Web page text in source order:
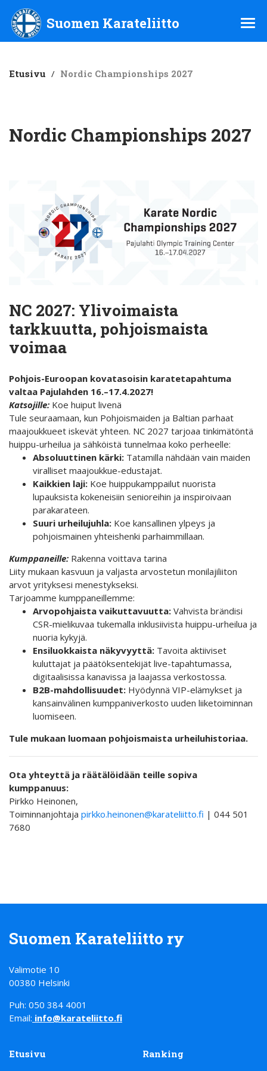
Suomen Karateliitto ry
Suomen Karateliitto
Etusivu / Nordic Championships 2027
Nordic Championships 2027
NC 2027: Ylivoimaista
tarkkuutta, pohjoismaista
voimaa
Pohjois-Euroopan kovatasoisin karatetapahtuma
valtaa Pajulahden 16.–17.4.2027!
Katsojille: Koe huiput livenä
Tule seuraamaan, kun Pohjoismaiden ja Baltian parhaat
maajoukkueet iskevät yhteen. NC 2027 tarjoaa tinkimätöntä
huippu-urheilua ja sähköistä tunnelmaa koko perheelle:
Absoluuttinen kärki: Tatamilla nähdään vain maiden
viralliset maajoukkue-edustajat.
Kaikkien laji: Koe huippukamppailut nuorista
lupauksista kokeneisiin senioreihin ja inspiroivaan
parakarateen.
Suuri urheilujuhla: Koe kansallinen ylpeys ja
pohjoismainen yhteishenki parhaimmillaan.
Kumppaneille: Rakenna voittava tarina
Liity mukaan kasvuun ja valjasta arvostetun monilajiliiton
arvot yrityksesi menestykseksi.
Tarjoamme kumppaneillemme:
Arvopohjaista vaikuttavuutta: Vahvista brändisi
CSR-mielikuvaa tukemalla inklusiivista huippu-urheilua ja
nuoria kykyjä.
Ensiluokkaista näkyvyyttä: Tavoita aktiiviset
kuluttajat ja päätöksentekijät live-tapahtumassa,
digitaalisissa kanavissa ja laajassa verkostossa.
B2B-mahdollisuudet: Hyödynnä VIP-elämykset ja
kansainvälinen kumppaniverkosto uuden liiketoiminnan
luomiseen.
Tule mukaan luomaan pohjoismaista urheiluhistoriaa.
Ota yhteyttä ja räätälöidään teille sopiva
kumppanuus:
Pirkko Heinonen,
Toiminnanjohtaja pirkko.heinonen@karateliitto.fi | 044 501
7680
Suomen Karateliitto ry
Valimotie 10
00380 Helsinki
Puh: 050 384 4001
Email: info@karateliitto.fi
Etusivu
Ranking